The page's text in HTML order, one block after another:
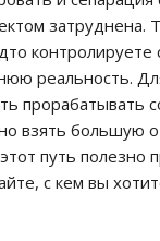
затруднена.
контролируете
реальность.
прорабатывать
взять большую
путь полезно
с кем вы